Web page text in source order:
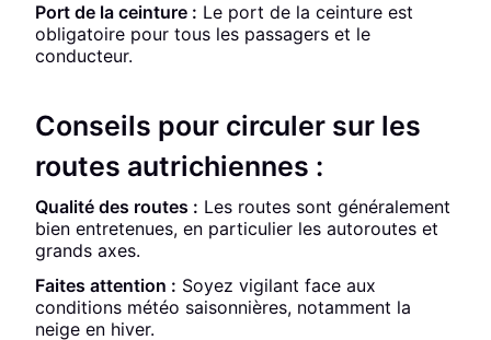
Port de la ceinture : Le port de la ceinture est
obligatoire pour tous les passagers et le
conducteur.
Conseils pour circuler sur les
routes autrichiennes :
Qualité des routes : Les routes sont généralement
bien entretenues, en particulier les autoroutes et
grands axes.
Faites attention : Soyez vigilant face aux
conditions météo saisonnières, notamment la
neige en hiver.